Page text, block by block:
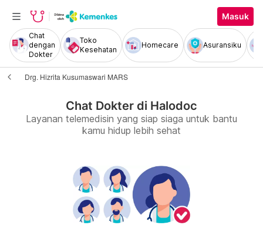
Masuk
Chat
dengan
Dokter
Toko
Kesehatan
Homecare Asuransiku
Drg. Hizrita Kusumaswari MARS
Chat Dokter di Halodoc
Layanan telemedisin yang siap siaga untuk bantu
kamu hidup lebih sehat